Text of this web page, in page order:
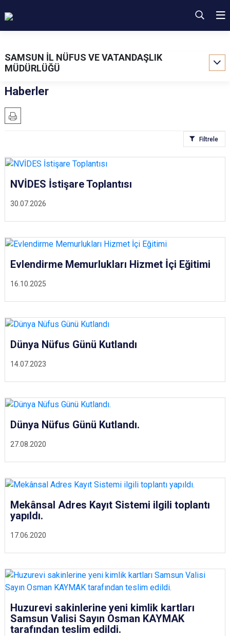
SAMSUN İL NÜFUS VE VATANDAŞLIK
MÜDÜRLÜĞÜ
Haberler
Filtrele
30.07.2026
NVİDES İstişare Toplantısı
16.10.2025
Evlendirme Memurlukları Hizmet İçi Eğitimi
14.07.2023
Dünya Nüfus Günü Kutlandı
27.08.2020
Dünya Nüfus Günü Kutlandı.
17.06.2020
Mekânsal Adres Kayıt Sistemi ilgili toplantı
yapıldı.
Huzurevi sakinlerine yeni kimlik kartları
Samsun Valisi Sayın Osman KAYMAK
tarafından teslim edildi.